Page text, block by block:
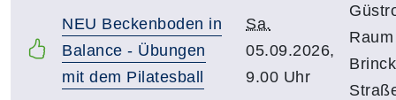
NEU Beckenboden in
Balance - Übungen
mit dem Pilatesball
Sa.
05.09.2026,
9.00 Uhr